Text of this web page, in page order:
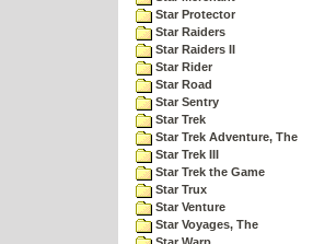
Star Protector
Star Raiders
Star Raiders II
Star Rider
Star Road
Star Sentry
Star Trek
Star Trek Adventure, The
Star Trek III
Star Trek the Game
Star Trux
Star Venture
Star Voyages, The